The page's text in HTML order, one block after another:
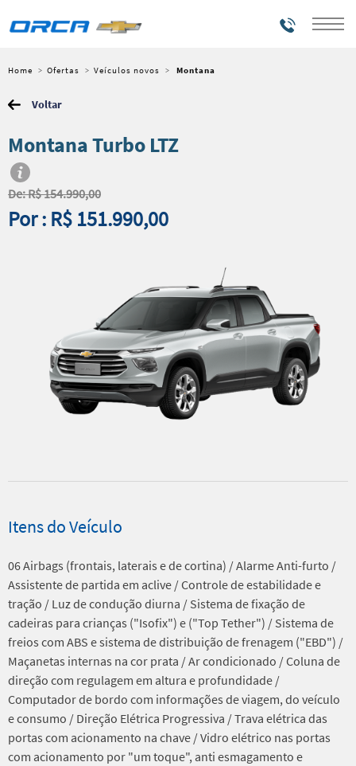
Telefones
Home Ofertas Veículos novos Montana
Voltar
Montana Turbo LTZ
De: R$ 154.990,00
Por : R$ 151.990,00
Itens do Veículo
06 Airbags (frontais, laterais e de cortina) / Alarme Anti-furto /
Assistente de partida em aclive / Controle de estabilidade e
tração / Luz de condução diurna / Sistema de fixação de
cadeiras para crianças ("Isofix") e ("Top Tether") / Sistema de
freios com ABS e sistema de distribuição de frenagem ("EBD") /
Maçanetas internas na cor prata / Ar condicionado / Coluna de
direção com regulagem em altura e profundidade /
Computador de bordo com informações de viagem, do veículo
e consumo / Direção Elétrica Progressiva / Trava elétrica das
portas com acionamento na chave / Vidro elétrico nas portas
com acionamento por "um toque", anti esmagamento e